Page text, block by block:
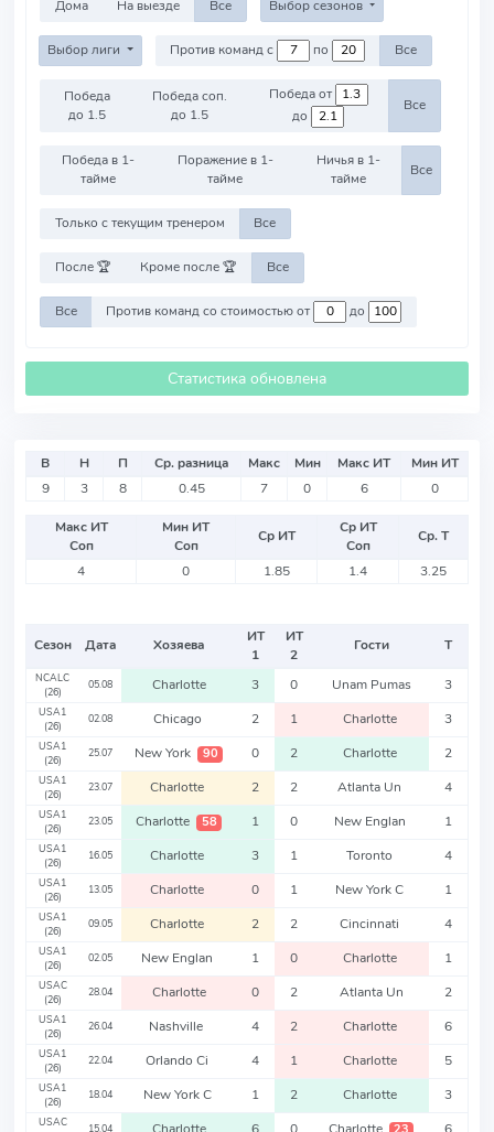
Дома На выезде Все Выбор сезонов
Выбор лиги Против команд с по Все
Победа
до 1.5
Победа соп.
до 1.5
Победа от
до
Все
Победа в 1-
тайме
Поражение в 1-
тайме
Ничья в 1-
тайме
Все
Только с текущим тренером Все
После 🏆 Кроме после 🏆 Все
Все Против команд со стоимостью от до
Статистика обновлена
В Н П Ср. разница Макс Мин Макс ИТ
Мин ИТ
9
3 8 0.45 7 0 6 0
Макс ИТ
Соп
Мин ИТ
Соп
Ср ИТ
Ср ИТ
Соп
Ср. Т
4
0 1.85 1.4 3.25
Сезон Дата Хозяева
ИТ
1
ИТ
2
Гости Т
NCALC
(26)
05.08 Charlotte 3 0 Unam Pumas 3
USA1
(26)
02.08 Chicago 2 1 Charlotte 3
USA1
(26)
25.07 New York 90 0 2 Charlotte 2
USA1
(26)
23.07 Charlotte 2 2 Atlanta Un 4
USA1
(26)
23.05 Charlotte 58 1 0 New Englan 1
USA1
(26)
16.05 Charlotte 3 1 Toronto 4
USA1
(26)
13.05 Charlotte 0 1 New York C 1
USA1
(26)
09.05 Charlotte 2 2 Cincinnati 4
USA1
(26)
02.05 New Englan 1 0 Charlotte 1
USAC
(26)
28.04 Charlotte 0 2 Atlanta Un 2
USA1
(26)
26.04 Nashville 4 2 Charlotte 6
USA1
(26)
22.04 Orlando Ci 4 1 Charlotte 5
USA1
(26)
18.04 New York C 1 2 Charlotte 3
USAC
15.04